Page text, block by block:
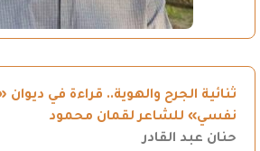
ثنائية الجرح والهوية.. قراءة في
نفسي» للشاعر لقمان محمود
حنان عبد القادر